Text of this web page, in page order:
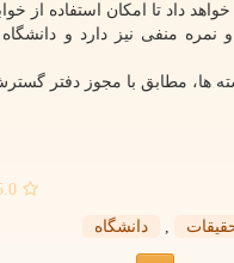
داد تا امکان استفاده از
منفی نیز دارد و
مطابق با مجوز دفتر
, دانشگاه